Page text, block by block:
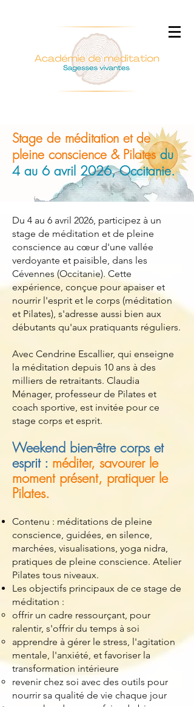
Stage de méditation et de
pleine conscience & Pilates du
4 au 6 avril 2026, Occitanie.
Du 4 au 6 avril 2026, participez à un
stage de méditation et de pleine
conscience au cœur d'une vallée
verdoyante et paisible, dans les
Cévennes (Occitanie). Cette
expérience, conçue pour apaiser et
nourrir l'esprit et le corps (méditation
et Pilates), s'adresse aussi bien aux
débutants qu'aux pratiquants réguliers.
Avec Cendrine Escallier, qui enseigne
la méditation depuis 10 ans à des
milliers de retraitants. Claudia
Ménager, professeur de Pilates et
coach sportive, est invitée pour ce
stage corps et esprit.
Weekend bien-être corps et
esprit : méditer, savourer le
moment présent, pratiquer le
Pilates.
Contenu : méditations de pleine
conscience, guidées, en silence,
marchées, visualisations, yoga nidra,
pratiques de pleine conscience. Atelier
Pilates tous niveaux.
Les objectifs principaux de ce stage de
méditation :
offrir un cadre ressourçant, pour
ralentir, s'offrir du temps à soi
​apprendre à gérer le stress, l'agitation
mentale, l'anxiété, et favoriser la
transformation intérieure
revenir chez soi avec des outils pour
nourrir sa qualité de vie chaque jour